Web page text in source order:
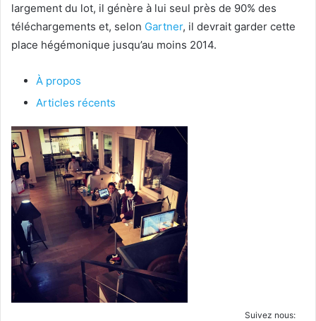
largement du lot, il génère à lui seul près de 90% des
téléchargements et, selon Gartner, il devrait garder cette
place hégémonique jusqu’au moins 2014.
À propos
Articles récents
Suivez nous: